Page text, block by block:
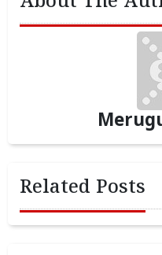
Related Posts